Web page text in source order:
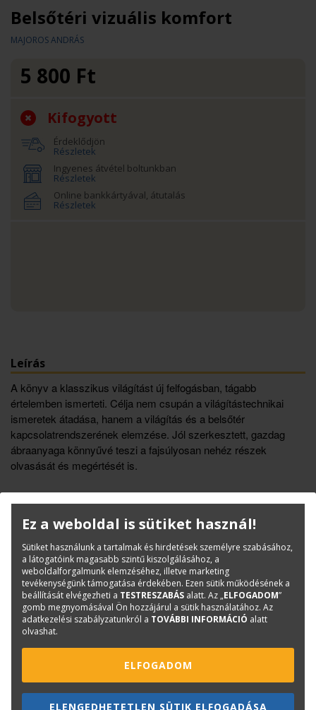
Belsőtéri vizuális komfort
MAJOROS ANDRÁS
5 800 Ft
Kifogyott
Érdeklődjön
Részletek
Ingyenes átvétel boltunkban
Részletek
Online bankkártyával, átutalás
Részletek
Leírás
A könyv a klasszikus világítást új felfogásban, tágabb
értelemben ismerteti. Célja nem csupán a világítástechnikai
ismeretek átadása, hanem a világítás és a belsőtér
kapcsolatrendszerének elemzése. Jól szerkesztett, gazdag
ábraanyaga könnyűvé teszi a fajsúlyosan nehéz részek
olvasását és megértését is.
Könyvinfó
Kategóriák
Saját kiadású könyvek
Tankönyv
Építéstechnika, épületszerkezetek
Építőipar
ISBN:
963 9535 13 3
Méret:
A/4
Oldalak száma:
Kiadás éve:
2004
Ez a weboldal is sütiket használ!
Sütiket használunk a tartalmak és hirdetések személyre szabásához,
a látogatóink magasabb szintű kiszolgálásához, a
weboldalforgalmunk elemzéséhez, illetve marketing
tevékenységünk támogatása érdekében. Ezen sütik működésének a
beállítását elvégezheti a TESTRESZABÁS alatt. Az „ELFOGADOM”
gomb megnyomásával Ön hozzájárul a sütik használatához. Az
adatkezelési szabályzatunkról a TOVÁBBI INFORMÁCIÓ alatt
olvashat.
ELFOGADOM
ELENGEDHETETLEN SÜTIK ELFOGADÁSA